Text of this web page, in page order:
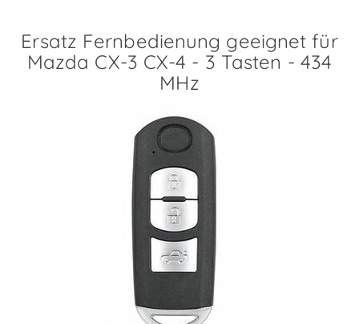
Ersatz Fernbedienung geeignet für
Mazda CX-3 CX-4 - 3 Tasten - 434
MHz